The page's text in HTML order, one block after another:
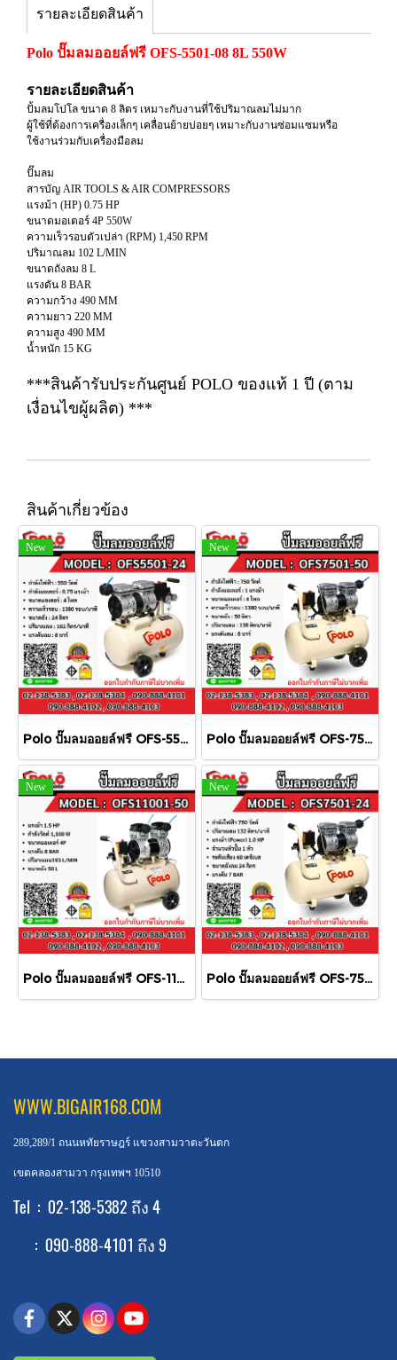
รายละเอียดสินค้า
Polo ปั๊มลมออยล์ฟรี OFS-5501-08 8L 550W
รายละเอียดสินค้า
ปั้มลมโปโล ขนาด 8 ลิตร เหมาะกับงานที่ใช้ปริมาณลมไม่มาก
ผู้ใช้ที่ต้องการเครื่องเล็กๆ เคลื่อนย้ายบ่อยๆ เหมาะกับงานซ่อมแซมหรือ
ใช้งานร่วมกับเครื่องมือลม
ปั๊มลม
สารบัญ AIR TOOLS & AIR COMPRESSORS
แรงม้า (HP) 0.75 HP
ขนาดมอเตอร์ 4P 550W
ความเร็วรอบตัวเปล่า (RPM) 1,450 RPM
ปริมาณลม 102 L/MIN
ขนาดถังลม 8 L
แรงดัน 8 BAR
ความกว้าง 490 MM
ความยาว 220 MM
ความสูง 490 MM
น้ำหนัก 15 KG
***สินค้ารับประกันศูนย์ POLO ของแท้ 1 ปี (ตาม
เงื่อนไขผู้ผลิต) ***
สินค้าเกี่ยวข้อง
New
Polo ปั๊มลมออยล์ฟรี OFS-5501-24 24L 550W
New
Polo ปั๊มลมออยล์ฟรี OFS-7501-50 50L 750W
New
Polo ปั๊มลมออยล์ฟรี OFS-11001-50 50L 1100W
New
Polo ปั๊มลมออยล์ฟรี OFS-7501-24 24L 750W
WWW.BIGAIR168.COM
289,289/1 ถนนหทัยราษฎร์ แขวงสามวาตะวันตก
เขตคลองสามวา กรุงเทพฯ 10510
Tel : 02-138-5382 ถึง 4
: 090-888-4101 ถึง 9